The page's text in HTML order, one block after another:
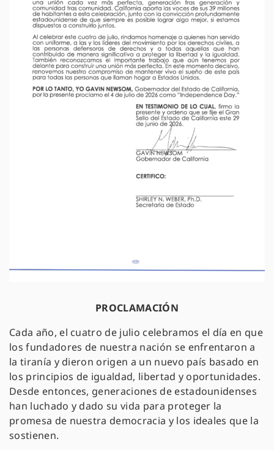
PROCLAMACIÓN
Cada año, el cuatro de julio celebramos el día en que
los fundadores de nuestra nación se enfrentaron a
la tiranía y dieron origen a un nuevo país basado en
los principios de igualdad, libertad y oportunidades.
Desde entonces, generaciones de estadounidenses
han luchado y dado su vida para proteger la
promesa de nuestra democracia y los ideales que la
sostienen.